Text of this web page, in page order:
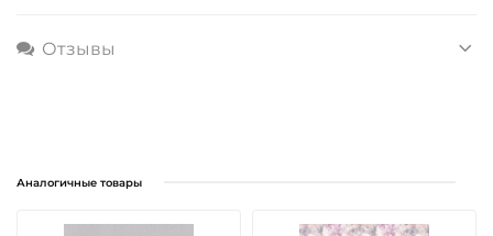
Отзывы
Аналогичные товары